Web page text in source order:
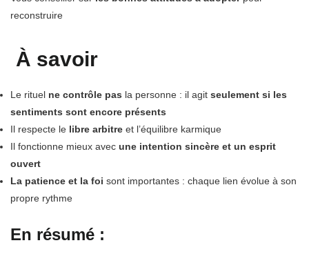
reconstruire
À savoir
Le rituel ne contrôle pas la personne : il agit seulement si les
sentiments sont encore présents
Il respecte le libre arbitre et l’équilibre karmique
Il fonctionne mieux avec une intention sincère et un esprit
ouvert
La patience et la foi sont importantes : chaque lien évolue à son
propre rythme
En résumé :